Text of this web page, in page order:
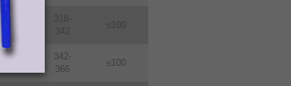
318-
342
≤100
342-
366
≤100